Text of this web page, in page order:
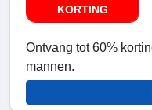
KORTING
Ontvang tot 60%
mannen.